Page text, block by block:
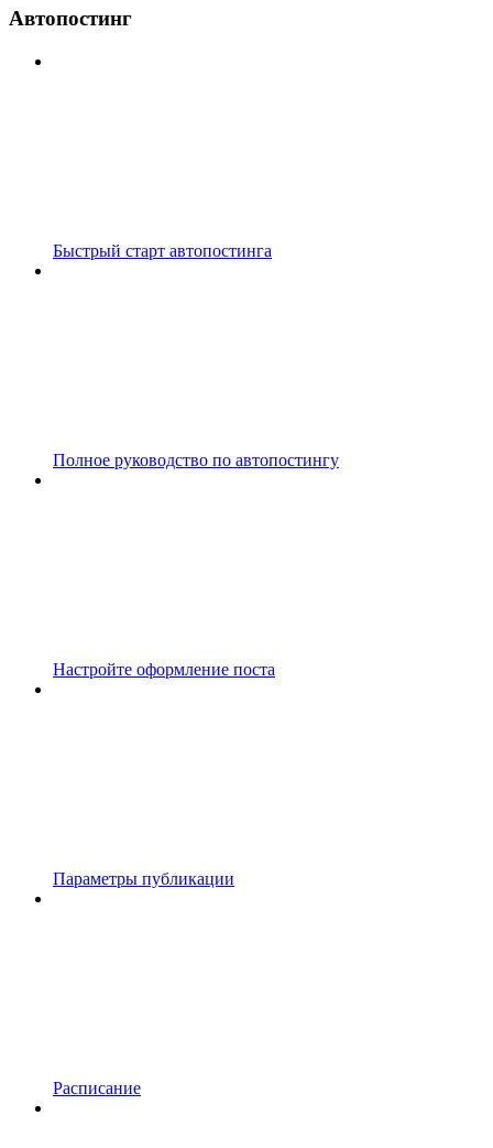
Автопостинг
Быстрый старт автопостинга
Полное руководство по автопостингу
Настройте оформление поста
Параметры публикации
Расписание